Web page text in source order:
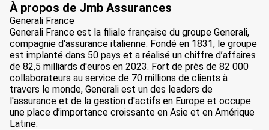
À propos de Jmb Assurances
Generali France
Generali France est la filiale française du groupe Generali,
compagnie d'assurance italienne. Fondé en 1831, le groupe
est implanté dans 50 pays et a réalisé un chiffre d’affaires
de 82,5 milliards d'euros en 2023. Fort de près de 82 000
collaborateurs au service de 70 millions de clients à
travers le monde, Generali est un des leaders de
l'assurance et de la gestion d'actifs en Europe et occupe
une place d’importance croissante en Asie et en Amérique
Latine.